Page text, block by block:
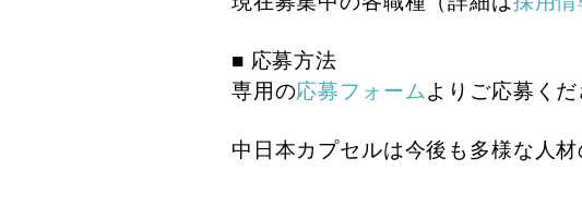
■ 応募方法
専用の応募フォームよりご応募くだ
中日本カプセルは今後も多様な人